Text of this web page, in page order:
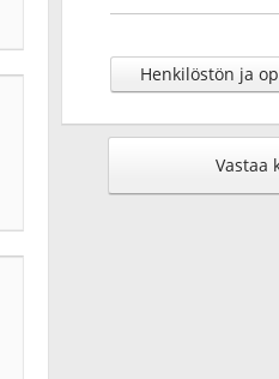
Henkilöstön ja
Vastaa